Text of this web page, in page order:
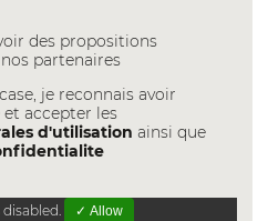
des propositions
partenaires
je reconnais avoir
et accepter les
d'utilisation ainsi que
disabled. ✓ Allow